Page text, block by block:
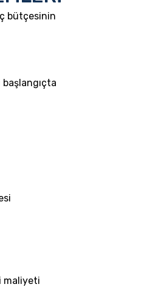
bütçesinin
maliyeti